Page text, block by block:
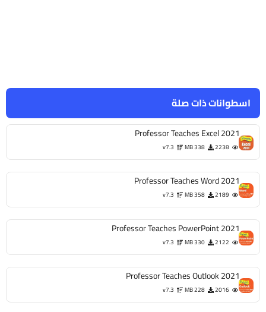
اسطوانات ذات صلة
Professor Teaches Excel 2021
2238
338 MB
v7.3
Professor Teaches Word 2021
2189
358 MB
v7.3
Professor Teaches PowerPoint 2021
2122
330 MB
v7.3
Professor Teaches Outlook 2021
2016
228 MB
v7.3